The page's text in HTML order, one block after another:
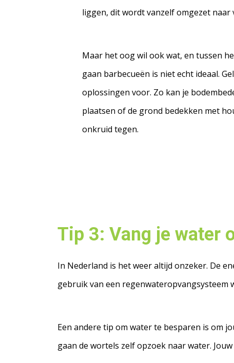
liggen, dit wordt vanzelf omgezet naar
Maar het oog wil ook wat, en tussen
gaan barbecueën is niet echt ideaal.
oplossingen voor. Zo kan je
plaatsen of de grond bedekken met
onkruid tegen.
Tip 3: Vang je water
In Nederland is het weer altijd onzeker. De
gebruik van een regenwateropvangsysteem
Een andere tip om water te besparen is om
gaan de wortels zelf opzoek naar water.